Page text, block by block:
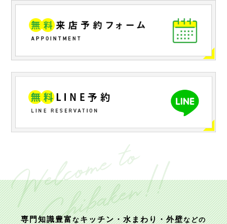
専門知識豊富なキッチン・水まわり・外壁などの